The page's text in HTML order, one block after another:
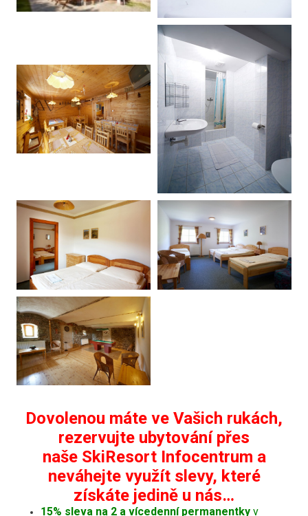
Dovolenou máte ve Vašich rukách,
rezervujte ubytování přes
naše SkiResort Infocentrum a
neváhejte využít slevy, které
získáte jedině u nás…
15% sleva na 2 a vícedenní permanentkyv